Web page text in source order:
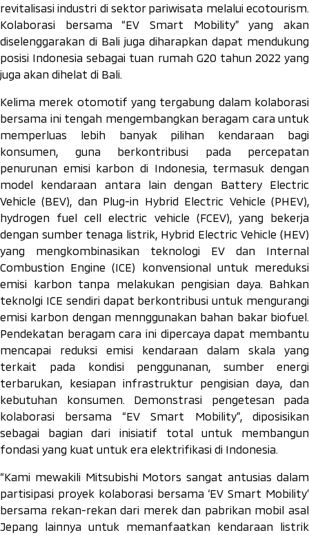
revitalisasi industri di sektor pariwisata melalui ecotourism
Kolaborasi bersama “EV Smart Mobility” yang akan
diselenggarakan di Bali juga diharapkan dapat mendukung
posisi Indonesia sebagai tuan rumah G20 tahun 2022 yang
juga akan dihelat di Bali.
Kelima merek otomotif yang tergabung dalam kolaborasi
bersama ini tengah mengembangkan beragam cara untuk
memperluas lebih banyak pilihan kendaraan bagi
konsumen, guna berkontribusi pada percepatan
penurunan emisi karbon di Indonesia, termasuk dengan
model kendaraan antara lain dengan Battery Electric
Vehicle (BEV), dan Plug-in Hybrid Electric Vehicle (PHEV),
hydrogen fuel cell electric vehicle (FCEV), yang bekerja
dengan sumber tenaga listrik, Hybrid Electric Vehicle (HEV)
yang mengkombinasikan teknologi EV dan Internal
Combustion Engine (ICE) konvensional untuk mereduksi
emisi karbon tanpa melakukan pengisian daya. Bahkan
teknolgi ICE sendiri dapat berkontribusi untuk mengurangi
emisi karbon dengan mennggunakan bahan bakar biofuel.
Pendekatan beragam cara ini dipercaya dapat membantu
mencapai reduksi emisi kendaraan dalam skala yang
terkait pada kondisi penggunanan, sumber energi
terbarukan, kesiapan infrastruktur pengisian daya, dan
kebutuhan konsumen. Demonstrasi pengetesan pada
kolaborasi bersama “EV Smart Mobility”, diposisikan
sebagai bagian dari inisiatif total untuk membangun
fondasi yang kuat untuk era elektrifikasi di Indonesia.
“Kami mewakili Mitsubishi Motors sangat antusias dalam
partisipasi proyek kolaborasi bersama ‘EV Smart Mobility’
bersama rekan-rekan dari merek dan pabrikan mobil asal
Jepang lainnya untuk memanfaatkan kendaraan listrik